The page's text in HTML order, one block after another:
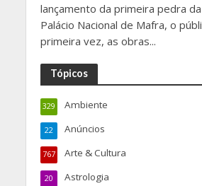
lançamento da primeira pedra
Palácio Nacional de Mafra, o
primeira vez, as obras...
Tópicos
Ambiente
329
Anúncios
22
Arte & Cultura
767
Astrologia
20